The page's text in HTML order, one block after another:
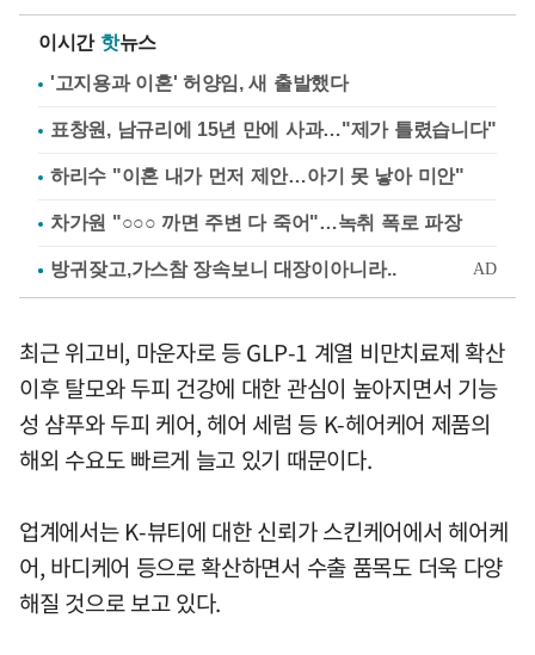
이시간 핫뉴스
'고지용과 이혼' 허양임, 새 출발했다
표창원, 남규리에 15년 만에 사과…"제가 틀렸습니다"
하리수 "이혼 내가 먼저 제안…아기 못 낳아 미안"
차가원 "○○○ 까면 주변 다 죽어"…녹취 폭로 파장
최근 위고비, 마운자로 등 GLP-1 계열 비만치료제 확산
이후 탈모와 두피 건강에 대한 관심이 높아지면서 기능
성 샴푸와 두피 케어, 헤어 세럼 등 K-헤어케어 제품의
해외 수요도 빠르게 늘고 있기 때문이다.
업계에서는 K-뷰티에 대한 신뢰가 스킨케어에서 헤어케
어, 바디케어 등으로 확산하면서 수출 품목도 더욱 다양
해질 것으로 보고 있다.